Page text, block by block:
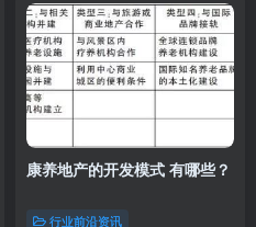
康养地产的开发模式 有哪些？
行业前沿资讯